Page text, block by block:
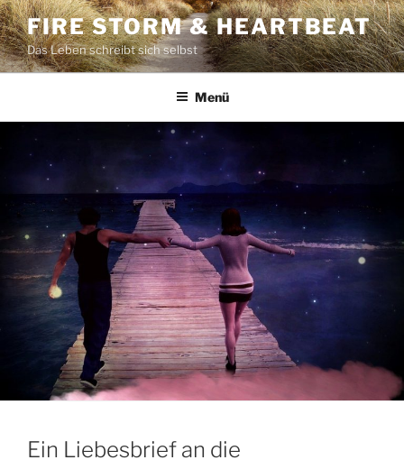
Zum
Inhalt
springen
FIRE STORM & HEARTBEAT
Das Leben schreibt sich selbst
Menü
Ein Liebesbrief an die